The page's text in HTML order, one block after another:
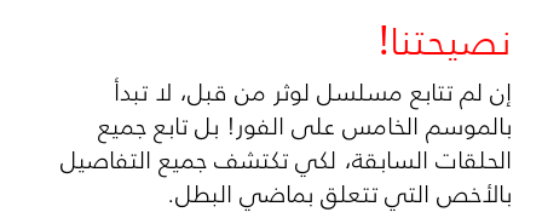
نصيحتنا!
إن لم تتابع مسلسل لوثر من قبل، لا تبدأ
بالموسم الخامس على الفور! بل تابع جميع
الحلقات السابقة، لكي تكتشف جميع التفاصيل
بالأخص التي تتعلق بماضي البطل.